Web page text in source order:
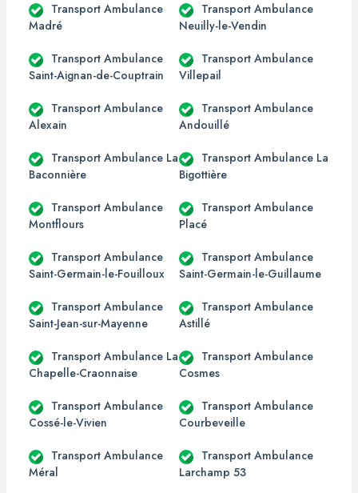
Transport Ambulance
Madré
Transport Ambulance
Neuilly-le-Vendin
Transport Ambulance
Saint-Aignan-de-Couptrain
Transport Ambulance
Villepail
Transport Ambulance
Alexain
Transport Ambulance
Andouillé
Transport Ambulance La
Baconnière
Transport Ambulance La
Bigottière
Transport Ambulance
Montflours
Transport Ambulance
Placé
Transport Ambulance
Saint-Germain-le-Fouilloux
Transport Ambulance
Saint-Germain-le-Guillaume
Transport Ambulance
Saint-Jean-sur-Mayenne
Transport Ambulance
Astillé
Transport Ambulance La
Chapelle-Craonnaise
Transport Ambulance
Cosmes
Transport Ambulance
Cossé-le-Vivien
Transport Ambulance
Courbeveille
Transport Ambulance
Méral
Transport Ambulance
Larchamp 53